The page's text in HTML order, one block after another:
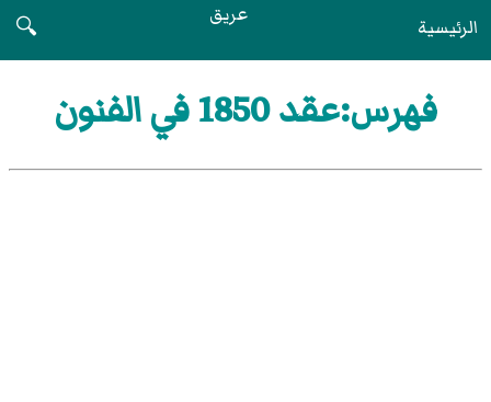
الرئيسية عريق
🔍
فهرس:عقد 1850 في الفنون